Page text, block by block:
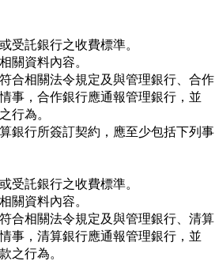
受託銀行之收費標準。
關資料內容。
合相關法令規定及與管理銀行、合作
事，合作銀行應通報管理銀行，並
行為。
銀行所簽訂契約，應至少包括下列事
受託銀行之收費標準。
關資料內容。
合相關法令規定及與管理銀行、清算
事，清算銀行應通報管理銀行，並
之行為。